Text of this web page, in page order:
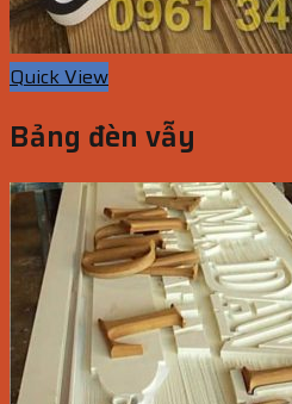
Quick View
Bảng đèn vẫy